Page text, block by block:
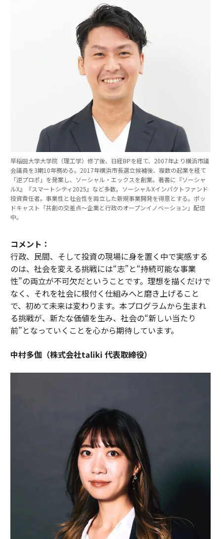
早稲田大学大学院（理工学）修了後、日経BPを経て、2007年より横浜市議
会議員を3期10年務める。2017年横浜市長選立候補後、複数の起業を経て
「逆プロポ」を発案し、ソーシャル・エックスを創業。著書に『ソーシャ
ルX』『スマートシティ2025』など多数。ソーシャルXインパクトファンド
投資責任者。事業性と社会性を両立した新規事業開発を得意とする。ポッ
ドキャスト「共創の交差点〜企業と行政のオープンイノベーション」配信
中。
コメント：
行政、民間、そして投資の現場に身を置く中で実感する
のは、社会を変える挑戦には“志”と“持続可能な事業
性”の両立が不可欠だということです。理想を描くだけで
なく、それを社会に根付く仕組みへと磨き上げること
で、初めて未来は変わります。本プログラムから生まれ
る挑戦が、新たな価値を生み、社会の“新しい当たり
前”となっていくことを心から期待しています。
中村多伽（株式会社taliki 代表取締役）